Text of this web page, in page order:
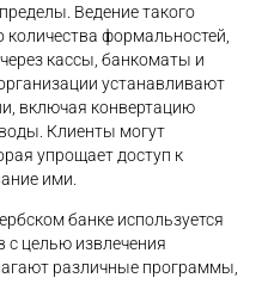
Ведение такого
формальностей,
кассы, банкоматы и
устанавливают
включая конвертацию
Клиенты могут
упрощает доступ к
ими.
банке используется
с целью извлечения
различные программы,